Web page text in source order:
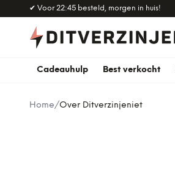
Naar hoofdinhoud
✔ Voor 22:45 besteld, morgen in huis!
Cadeauhulp Best verkocht
Home/Over Ditverzinjeniet